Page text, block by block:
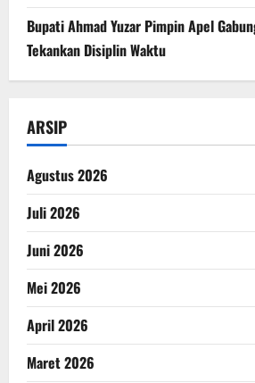
Bupati Ahmad Yuzar Pimpin Apel
Tekankan Disiplin Waktu
ARSIP
Agustus 2026
Juli 2026
Juni 2026
Mei 2026
April 2026
Maret 2026